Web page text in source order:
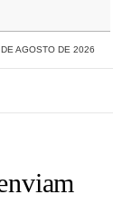
AGOSTO DE 2026